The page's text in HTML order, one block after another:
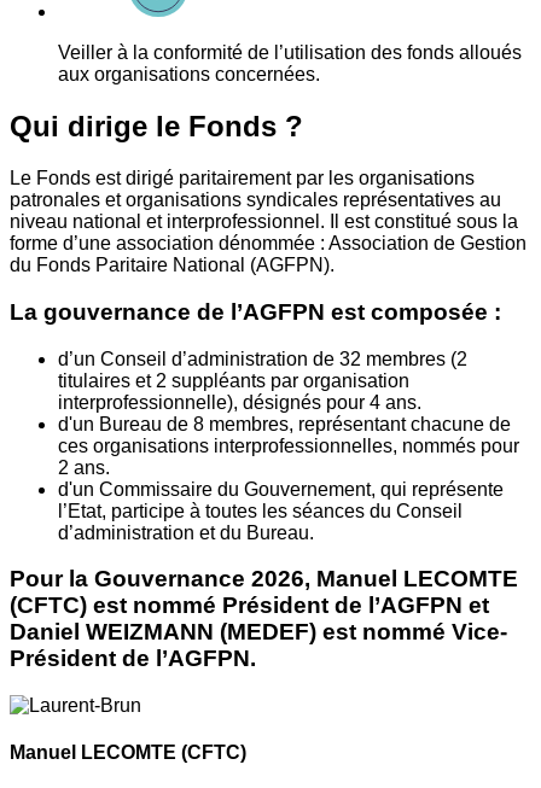
Veiller à la conformité de l’utilisation des fonds alloués
aux organisations concernées.
Qui dirige le Fonds ?
Le Fonds est dirigé paritairement par les organisations
patronales et organisations syndicales représentatives au
niveau national et interprofessionnel. Il est constitué sous la
forme d’une association dénommée : Association de Gestion
du Fonds Paritaire National (AGFPN).
La gouvernance de l’AGFPN est composée :
d’un Conseil d’administration de 32 membres (2
titulaires et 2 suppléants par organisation
interprofessionnelle), désignés pour 4 ans.
d'un Bureau de 8 membres, représentant chacune de
ces organisations interprofessionnelles, nommés pour
2 ans.
d'un Commissaire du Gouvernement, qui représente
l’Etat, participe à toutes les séances du Conseil
d’administration et du Bureau.
Pour la Gouvernance 2026, Manuel LECOMTE
(CFTC) est nommé Président de l’AGFPN et
Daniel WEIZMANN (MEDEF) est nommé Vice-
Président de l’AGFPN.
Manuel LECOMTE (CFTC)